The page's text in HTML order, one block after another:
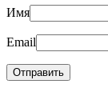
Имя
Email